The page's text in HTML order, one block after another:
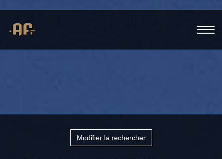
Modifier la rechercher